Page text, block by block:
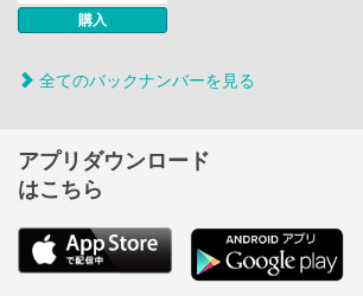
購入
全てのバックナンバーを見る
アプリダウンロード
はこちら